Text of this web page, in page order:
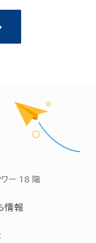
ワー 18 階
情報